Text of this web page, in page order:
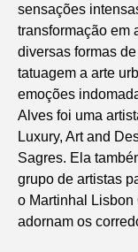
sensações
transformação em
diversas formas
tatuagem a arte
emoções
Alves foi uma
Luxury, Art and
Sagres. Ela
grupo de artistas
o Martinhal
adornam os